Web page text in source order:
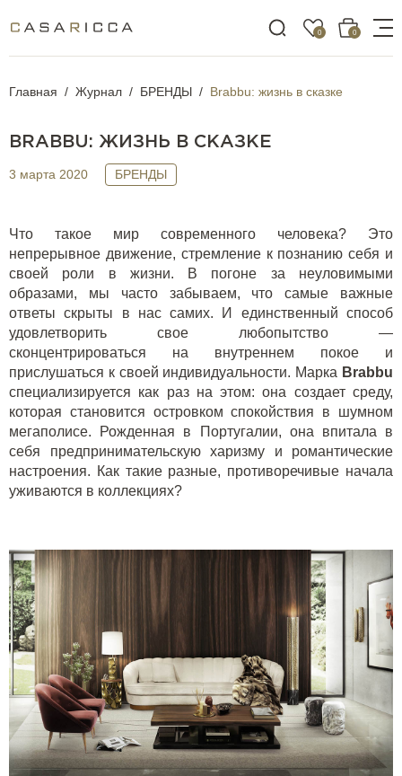
0 0
Главная Журнал БРЕНДЫ Brabbu: жизнь в сказке
BRABBU: ЖИЗНЬ В СКАЗКЕ
3 марта 2020 БРЕНДЫ
Что такое мир современного человека? Это
непрерывное движение, стремление к познанию себя и
своей роли в жизни. В погоне за неуловимыми
образами, мы часто забываем, что самые важные
ответы скрыты в нас самих. И единственный способ
удовлетворить свое любопытство —
сконцентрироваться на внутреннем покое и
прислушаться к своей индивидуальности. Марка Brabbu
специализируется как раз на этом: она создает среду,
которая становится островком спокойствия в шумном
мегаполисе. Рожденная в Португалии, она впитала в
себя предпринимательскую харизму и романтические
настроения. Как такие разные, противоречивые начала
уживаются в коллекциях?